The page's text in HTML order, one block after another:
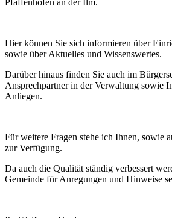
Pfaffenhofen an der Ilm.
Hier können Sie sich informieren über
sowie über Aktuelles und Wissenswertes.
Darüber hinaus finden Sie auch im
Ansprechpartner in der Verwaltung sowie
Anliegen.
Für weitere Fragen stehe ich Ihnen, sowie
zur Verfügung.
Da auch die Qualität ständig verbessert
Gemeinde für Anregungen und Hinweise